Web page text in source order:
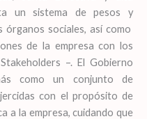
un sistema de pesos y
sociales, así como
de la empresa con los
–. El Gobierno
como un conjunto de
con el propósito de
a la empresa, cuidando que